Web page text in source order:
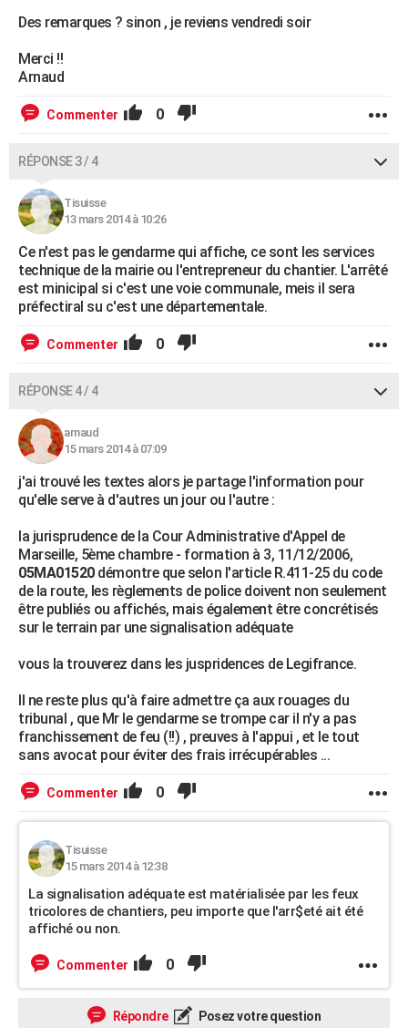
Des remarques ? sinon , je reviens vendredi soir
Merci !!
Arnaud
Commenter 0
RÉPONSE 3 / 4
Tisuisse
13 mars 2014 à 10:26
Ce n'est pas le gendarme qui affiche, ce sont les services
technique de la mairie ou l'entrepreneur du chantier. L'arrêté
est minicipal si c'est une voie communale, meis il sera
préfectiral su c'est une départementale.
Commenter 0
RÉPONSE 4 / 4
arnaud
15 mars 2014 à 07:09
j'ai trouvé les textes alors je partage l'information pour
qu'elle serve à d'autres un jour ou l'autre :
la jurisprudence de la Cour Administrative d'Appel de
Marseille, 5ème chambre - formation à 3, 11/12/2006,
05MA01520 démontre que selon l'article R.411-25 du code
de la route, les règlements de police doivent non seulement
être publiés ou affichés, mais également être concrétisés
sur le terrain par une signalisation adéquate
vous la trouverez dans les juspridences de Legifrance.
Il ne reste plus qu'à faire admettre ça aux rouages du
tribunal , que Mr le gendarme se trompe car il n'y a pas
franchissement de feu (!!) , preuves à l'appui , et le tout
sans avocat pour éviter des frais irrécupérables ...
Commenter 0
Tisuisse
15 mars 2014 à 12:38
La signalisation adéquate est matérialisée par les feux
tricolores de chantiers, peu importe que l'arr$eté ait été
affiché ou non.
Commenter 0
Répondre Posez votre question